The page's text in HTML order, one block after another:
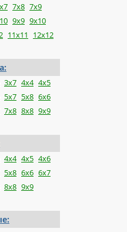
7x8 7x9
9x9 9x10
11x11
12x12
3x7 4x4 4x5
5x7 5x8 6x6
7x8 8x8 9x9
4x4 4x5 4x6
5x8 6x6 6x7
8x8 9x9